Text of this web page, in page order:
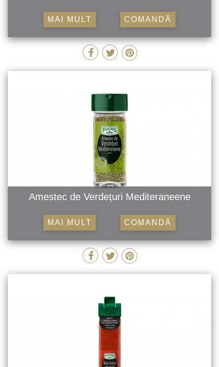
MAI MULT COMANDĂ
Amestec de Verdețuri Mediteraneene
MAI MULT COMANDĂ